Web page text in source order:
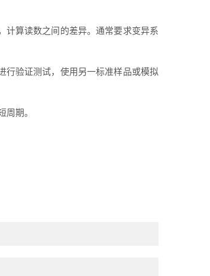
计算读数之间的差异。通常要求变异系
行验证测试，使用另一标准样品或模拟
期。